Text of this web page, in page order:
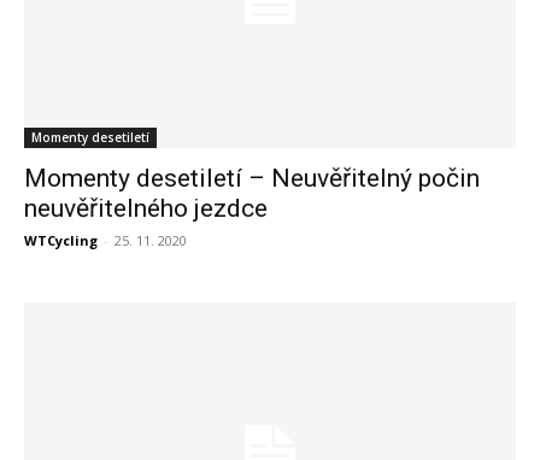
Momenty desetiletí
Momenty desetiletí – Neuvěřitelný počin
neuvěřitelného jezdce
WTCycling - 25. 11. 2020